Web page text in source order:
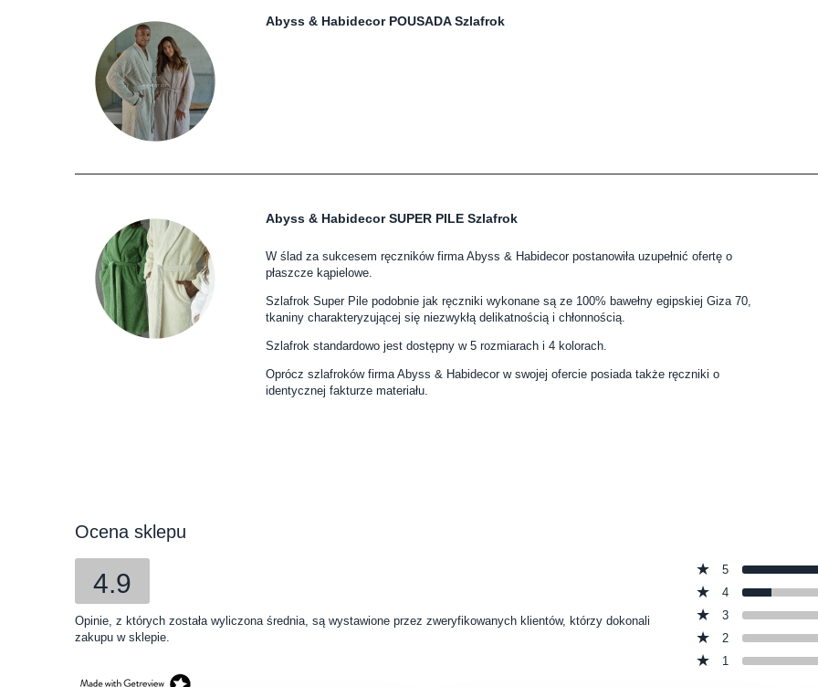
Abyss & Habidecor POUSADA Szlafrok
Abyss & Habidecor SUPER PILE Szlafrok
W ślad za sukcesem ręczników firma Abyss & Habidecor postanowiła uzupełnić ofertę o
płaszcze kąpielowe.
Szlafrok Super Pile podobnie jak ręczniki wykonane są ze 100% bawełny egipskiej Giza 70,
tkaniny charakteryzującej się niezwykłą delikatnością i chłonnością.
Szlafrok standardowo jest dostępny w 5 rozmiarach i 4 kolorach.
Oprócz szlafroków firma Abyss & Habidecor w swojej ofercie posiada także ręczniki o
identycznej fakturze materiału.
Ocena sklepu
4.9
Opinie, z których została wyliczona średnia, są wystawione przez zweryfikowanych klientów, którzy dokonali
zakupu w sklepie.
5
4
3
2
1